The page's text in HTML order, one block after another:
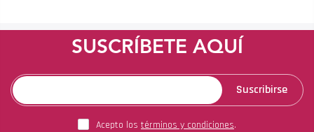
SUSCRÍBETE AQUÍ
Suscribirse
Acepto los términos y condiciones.